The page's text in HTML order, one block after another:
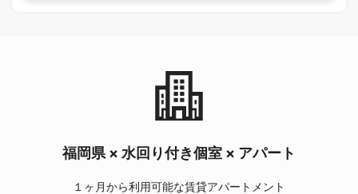
福岡県 × 水回り付き個室 × アパート
１ヶ月から利用可能な賃貸アパートメント